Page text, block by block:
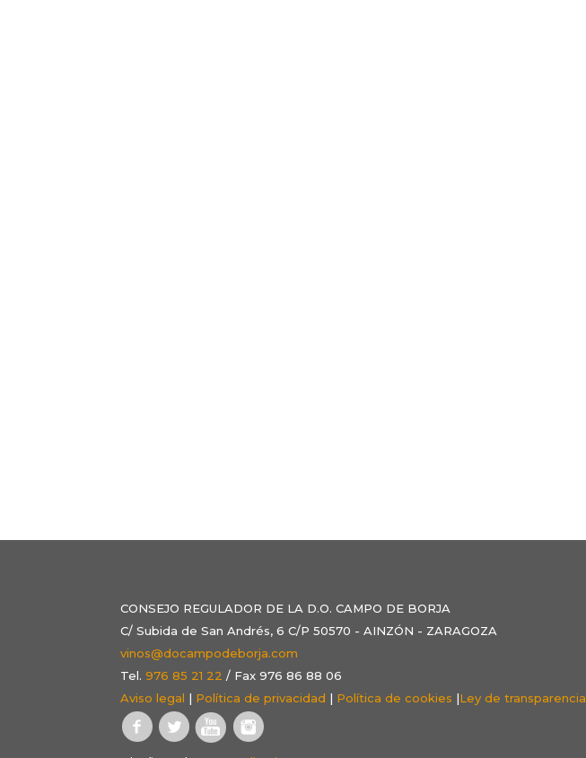
CONSEJO REGULADOR DE LA D.O. CAMPO DE BORJA
C/ Subida de San Andrés, 6 C/P 50570 - AINZÓN - ZARAGOZA
vinos@docampodeborja.com
Tel.976 85 21 22 / Fax 976 86 88 06
Aviso legal | Política de privacidad | Política de cookies |Ley de transparencia